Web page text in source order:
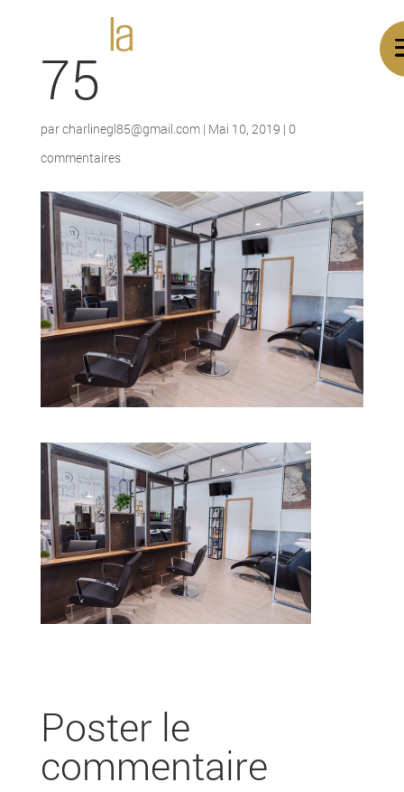
75
parcharlinegl85@gmail.com| Mai 10, 2019 | 0
commentaires
Poster le
commentaire